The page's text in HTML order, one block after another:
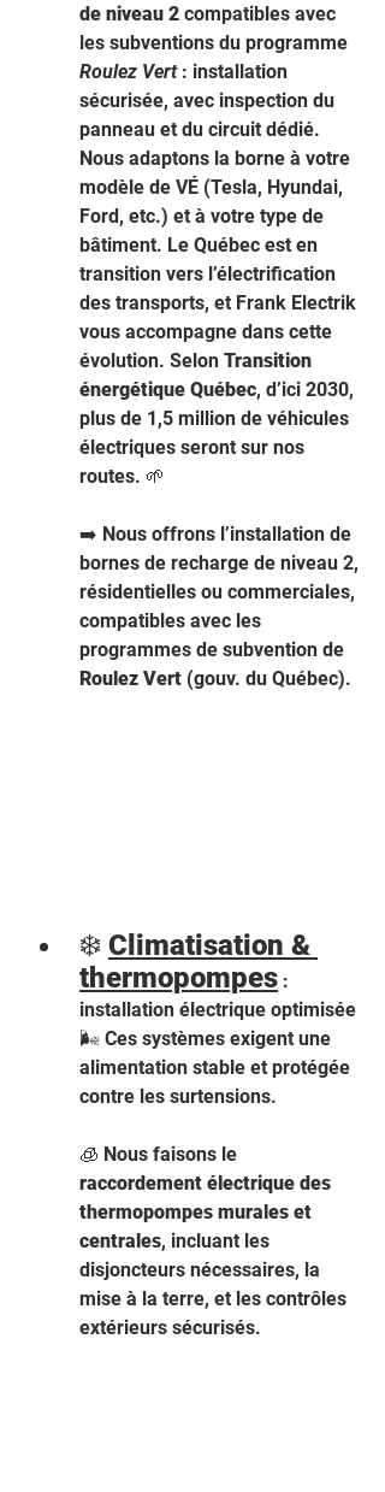
de niveau 2 compatibles avec
les subventions du programme
Roulez Vert : installation
sécurisée, avec inspection du
panneau et du circuit dédié.
Nous adaptons la borne à votre
modèle de VÉ (Tesla, Hyundai,
Ford, etc.) et à votre type de
bâtiment. Le Québec est en
transition vers l’électrification
des transports, et Frank Electrik
vous accompagne dans cette
évolution. Selon Transition
énergétique Québec, d’ici 2030,
plus de 1,5 million de véhicules
électriques seront sur nos
routes. 🌱
➡️ Nous offrons l’installation de
bornes de recharge de niveau 2,
résidentielles ou commerciales,
compatibles avec les
programmes de subvention de
Roulez Vert (gouv. du Québec).
❄️ Climatisation &
thermopompes :
installation électrique optimisée
🌬️ Ces systèmes exigent une
alimentation stable et protégée
contre les surtensions.
🧊 Nous faisons le
raccordement électrique des
thermopompes murales et
centrales, incluant les
disjoncteurs nécessaires, la
mise à la terre, et les contrôles
extérieurs sécurisés.